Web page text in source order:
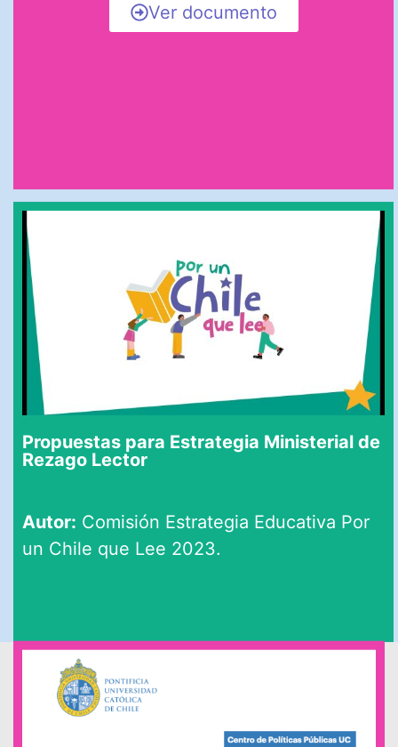
Ver documento
Propuestas para Estrategia Ministerial de
Rezago Lector
Autor: Comisión Estrategia Educativa Por
un Chile que Lee 2023.